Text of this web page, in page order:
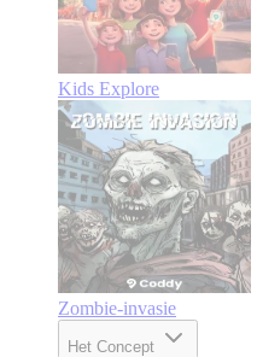
Kids Explore
Zombie-invasie
Het Concept